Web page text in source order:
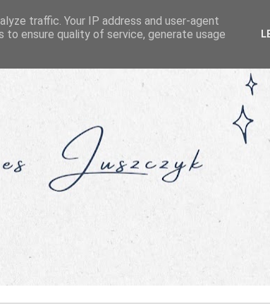
traffic. Your IP address and user-agent
ensure quality of service, generate usage